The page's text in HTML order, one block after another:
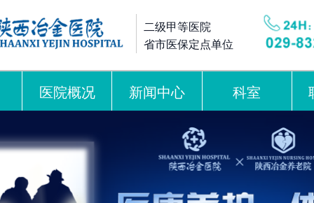
二级甲等医院
省市医保定点单位
医院概况 新闻中心 科室